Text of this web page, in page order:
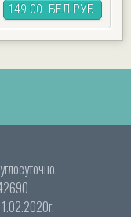
149.00 БЕЛ.РУБ.